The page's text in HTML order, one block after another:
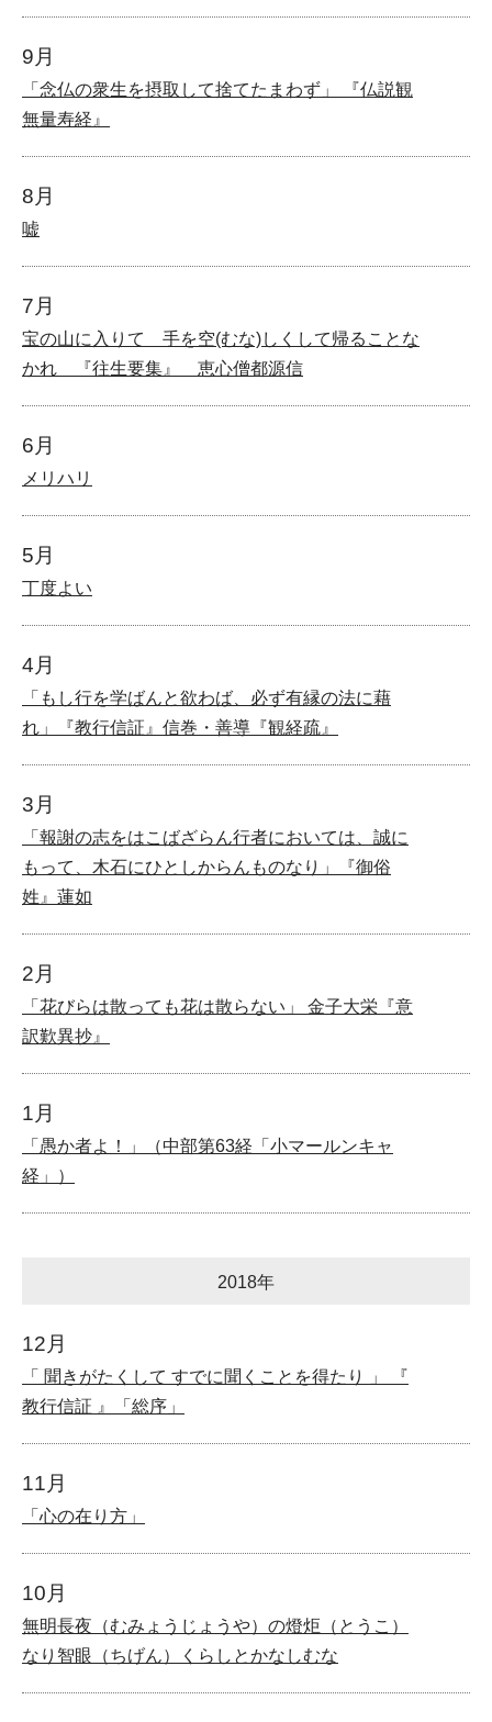
9月
「念仏の衆生を摂取して捨てたまわず」 『仏説観
無量寿経』
8月
嘘
7月
宝の山に入りて 手を空(むな)しくして帰ることな
かれ 『往生要集』 恵心僧都源信
6月
メリハリ
5月
丁度よい
4月
「もし行を学ばんと欲わば、必ず有縁の法に藉
れ」『教行信証』信巻・善導『観経疏』
3月
「報謝の志をはこばざらん行者においては、誠に
もって、木石にひとしからんものなり」『御俗
姓』蓮如
2月
「花びらは散っても花は散らない」 金子大栄『意
訳歎異抄』
1月
「愚か者よ！」（中部第63経「小マールンキャ
経」）
2018年
12月
「 聞きがたくして すでに聞くことを得たり 」 『
教行信証 』「総序」
11月
「心の在り方」
10月
無明長夜（むみょうじょうや）の燈炬（とうこ）
なり智眼（ちげん）くらしとかなしむな